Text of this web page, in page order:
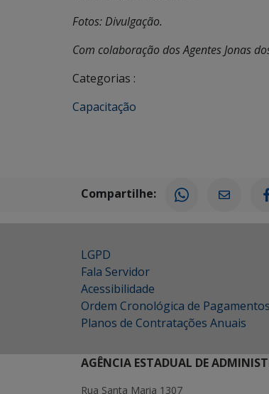
Fotos: Divulgação.
Com colaboração dos Agentes Jonas
Navegar
en
Categorias :
Capacitação
Compartilhe:
LGPD
Fala Servidor
Acessibilidade
Ordem Cronológica de Pagamentos
Planos de Contratações Anuais
AGÊNCIA ESTADUAL DE
Rua Santa Maria 1307